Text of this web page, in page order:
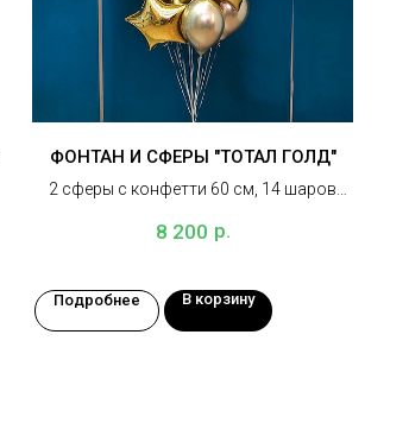
ФОНТАН И СФЕРЫ "ТОТАЛ ГОЛД"
2 сферы с конфетти 60 см, 14 шаров
8 200 р.
Подробнее В корзину